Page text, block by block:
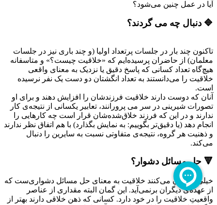
آیا در عمل چنین می‌شود؟
🔷 دنبال چه می گردند؟
تاکنون چند بار در جلسات پرتعداد اولیا (و چند باری نیز در جلسات
معلمان) از حاضران پرسیده‌ایم که «خلاقیت چیست؟» و متاسفانه
هیچ‌گاه تعداد کسانی که پاسخ دقیق یا نزدیک به معنای واقعی
خلاقیت را می‌دانستند به تعداد انگشتان دو دست یک نفر نرسیده
است.
آنان که دوست دارند خلاقیت فرزندشان را افزایش دهند و برای او
تصورات شیرینی در سر می پرورانند، تعابیر یکسانی از نتیجه‌ی کار
ندارند و در این که فرزند خلاق‌شده‌شان قرار است چه کارهایی را
انجام دهد (یا دقیق‌تر بگوییم: به نمایش بگذارد) با هم اتفاق نظر ندارند
و ذهنیت هر گروه، نتیجه‌ی متفاوتی نسبت به سایرین را دنبال
می‌کند.
🔻 حل مسائل دشوار؟
خیلی‌ها گمان می‌کنند خلاقیت به معنای حل مسائل دشواری‌ست که
از عهده‌ی دیگران برنمی‌آید. این گمان البته مقداری از عناصر
واقعیتِ خلاقیت را در خود دارد. کسانی که ذهن خلاقی دارند بهتر از